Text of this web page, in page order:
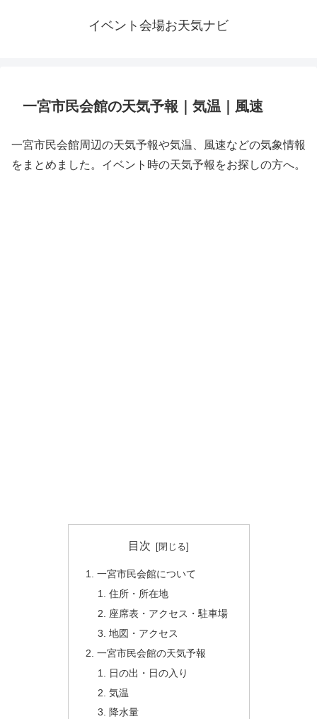
イベント会場お天気ナビ
一宮市民会館の天気予報｜気温｜風速
一宮市民会館周辺の天気予報や気温、風速などの気象情報
をまとめました。イベント時の天気予報をお探しの方へ。
目次
一宮市民会館について
住所・所在地
座席表・アクセス・駐車場
地図・アクセス
一宮市民会館の天気予報
日の出・日の入り
気温
降水量